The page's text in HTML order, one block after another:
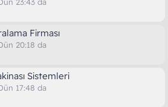
Firması
20:18 da
Sistemleri
17:48 da